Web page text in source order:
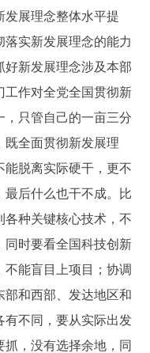
发展理念整体水平提
实新发展理念的能力
新发展理念涉及本部
工作对全党全国贯彻新
，只管自己的一亩三分
既全面贯彻新发展理
脱离实际硬干，更不
后什么也干不成。比
种关键核心技术，不
同时要看全国科技创新
能盲目上项目；协调
部和西部、发达地区和
有不同，要从实际出发
，没有选择余地，同